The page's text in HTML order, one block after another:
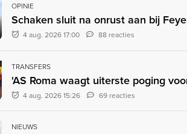
OPINIE
Schaken sluit na onrust aan bij
4 aug. 2026 17:00 88 reacties
TRANSFERS
'AS Roma waagt uiterste poging
4 aug. 2026 15:26 69 reacties
NIEUWS